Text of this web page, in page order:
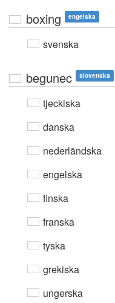
boxing engelska
svenska
begunec slovenska
tjeckiska
danska
nederländska
engelska
finska
franska
tyska
grekiska
ungerska